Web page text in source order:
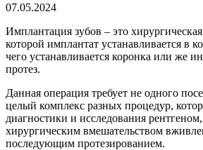
07.05.2024
Имплантация зубов – это
которой имплантат устанавливается в
чего устанавливается коронка или же
протез.
Данная операция требует не одного
целый комплекс разных процедур,
диагностики и исследования
хирургическим вмешательством
последующим протезированием.